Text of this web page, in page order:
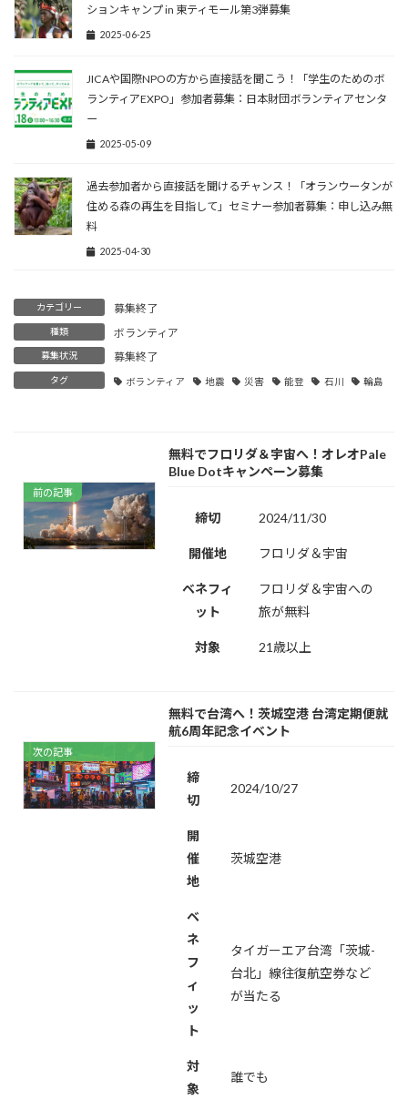
ションキャンプ in 東ティモール第3弾募集
2025-06-25
JICAや国際NPOの方から直接話を聞こう！「学生のためのボ
ランティアEXPO」参加者募集：日本財団ボランティアセンタ
ー
2025-05-09
過去参加者から直接話を聞けるチャンス！「オランウータンが
住める森の再生を目指して」セミナー参加者募集：申し込み無
料
2025-04-30
カテゴリー 募集終了
種類 ボランティア
募集状況 募集終了
タグ ボランティア 地震 災害 能登 石川 輪島
前の記事
無料でフロリダ＆宇宙へ！オレオPale
Blue Dotキャンペーン募集
締切 2024/11/30
開催地 フロリダ＆宇宙
ベネフィ
ット
フロリダ＆宇宙への
旅が無料
対象 21歳以上
次の記事
無料で台湾へ！茨城空港 台湾定期便就
航6周年記念イベント
締
切
2024/10/27
開
催
地
茨城空港
ベ
ネ
フ
ィ
ッ
ト
タイガーエア台湾「茨城-
台北」線往復航空券など
が当たる
対
象
誰でも